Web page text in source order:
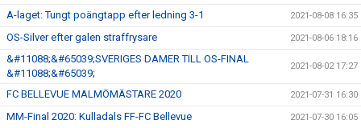
A-laget: Tungt poängtapp efter ledning 3-1 2021-08-08 16:35
OS-Silver efter galen straffrysare 2021-08-06 18:16
&#11088;&#65039;SVERIGES DAMER TILL OS-FINAL
&#11088;&#65039;
2021-08-02 17:27
FC BELLEVUE MALMÖMÄSTARE 2020 2021-07-31 16:30
MM-Final 2020: Kulladals FF-FC Bellevue 2021-07-30 16:05